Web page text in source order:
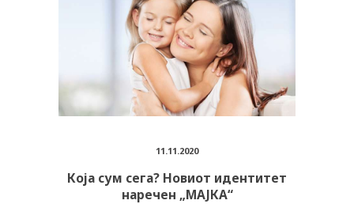
11.11.2020
Која сум сега? Новиот идентитет
наречен „МАЈКА“